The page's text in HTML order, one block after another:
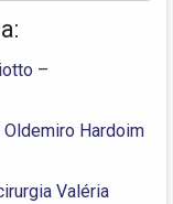
–
Oldemiro Hardoim
Valéria